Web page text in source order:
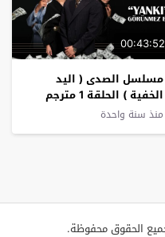
00:43:52
مسلسل الصدى ( اليد
الخفية ) الحلقة 1 مترجم
منذ سنة واحدة